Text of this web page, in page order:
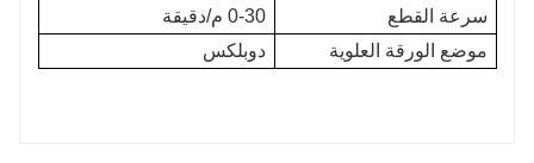
سرعة القطع
0-30 م/دقيقة
موضع الورقة العلوية
دوبلكس